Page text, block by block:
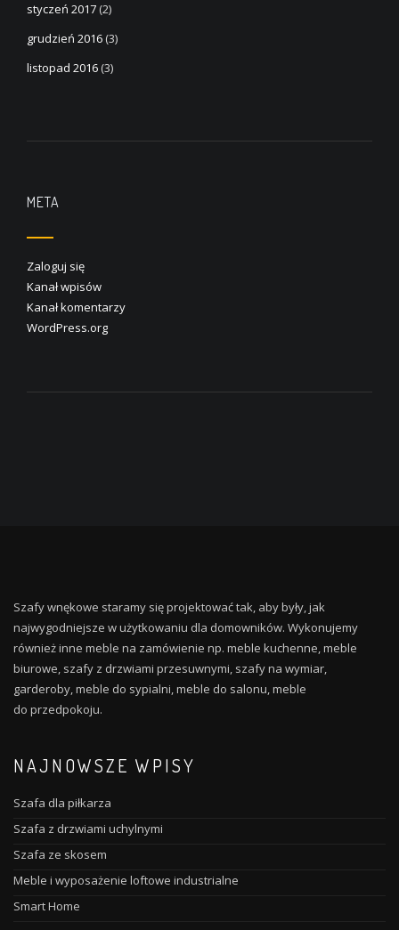
styczeń 2017 (2)
grudzień 2016 (3)
listopad 2016 (3)
META
Zaloguj się
Kanał wpisów
Kanał komentarzy
WordPress.org
Szafy wnękowe staramy się projektować tak, aby były, jak
najwygodniejsze w użytkowaniu dla domowników. Wykonujemy
również inne meble na zamówienie np. meble kuchenne, meble
biurowe, szafy z drzwiami przesuwnymi, szafy na wymiar,
garderoby, meble do sypialni, meble do salonu, meble
do przedpokoju.
NAJNOWSZE WPISY
Szafa dla piłkarza
Szafa z drzwiami uchylnymi
Szafa ze skosem
Meble i wyposażenie loftowe industrialne
Smart Home